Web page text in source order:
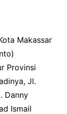
Makassar
Provinsi
Jl.
Danny
Ismail